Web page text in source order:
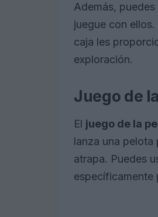
Además,
juegue con
caja les
exploración.
Juego de
El juego de la
lanza una
atrapa. Puedes
específicamente